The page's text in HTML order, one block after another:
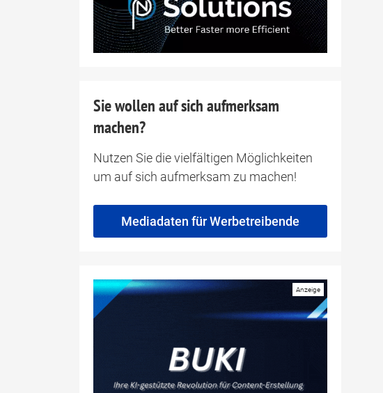
Sie wollen auf sich aufmerksam
machen?
Nutzen Sie die vielfältigen Möglichkeiten
um auf sich aufmerksam zu machen!
Mediadaten für Werbetreibende